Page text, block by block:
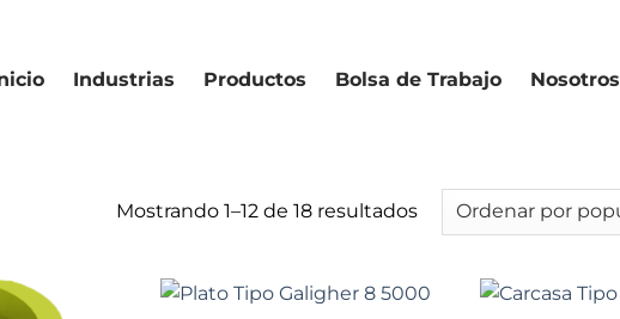
Industrias Productos Bolsa de Trabajo Nosotros
Mostrando 1–12 de 18 resultadosSorted